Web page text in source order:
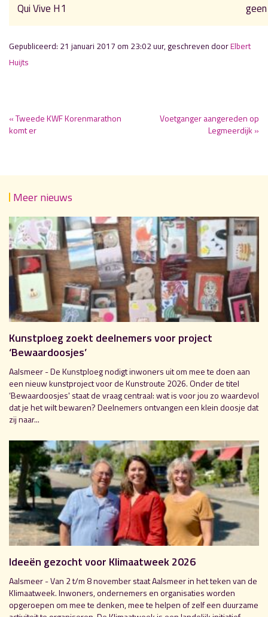
Qui Vive H1
Gepubliceerd: 21 januari 2017 om 23:02 uur, geschreven doorElbert
Huijts
« Tweede KWF Korenmarathon
komt er
Voetganger aangereden op
Legmeerdijk »
Meer nieuws
Kunstploeg zoekt deelnemers voor project
‘Bewaardoosjes’
Aalsmeer - De Kunstploeg nodigt inwoners uit om mee te doen aan
een nieuw kunstproject voor de Kunstroute 2026. Onder de titel
‘Bewaardoosjes' staat de vraag centraal: wat is voor jou zo waardevol
dat je het wilt bewaren? Deelnemers ontvangen een klein doosje dat
zij naar...
Ideeën gezocht voor Klimaatweek 2026
Aalsmeer - Van 2 t/m 8 november staat Aalsmeer in het teken van de
Klimaatweek. Inwoners, ondernemers en organisaties worden
opgeroepen om mee te denken, mee te helpen of zelf een duurzame